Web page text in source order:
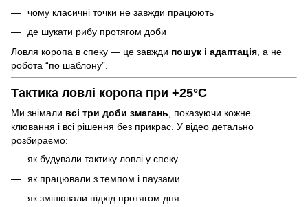
чому класичні точки не завжди працюють
де шукати рибу протягом доби
Ловля коропа в спеку — це завжди пошук і адаптація , а не
робота “по шаблону”.
Тактика ловлі коропа при +25°C
Ми знімали всі три доби змагань, показуючи кожне
клювання і всі рішення без прикрас. У відео детально
розбираємо:
як будували тактику ловлі у спеку
як працювали з темпом і паузами
як змінювали підхід протягом дня